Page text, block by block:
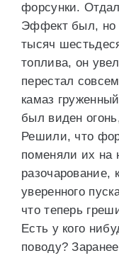
форсунки.
Эффект был, но
тысяч
топлива, он
перестал
камаз
был виден
Решили, что
поменяли их на
разочарование,
уверенного
что теперь
Есть у кого
поводу?